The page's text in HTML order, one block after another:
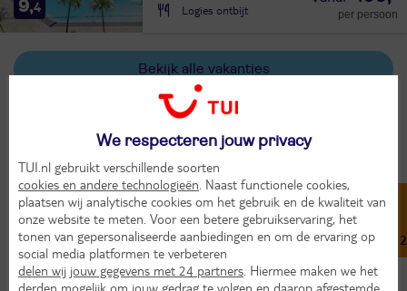
9,4
Logies ontbijt
per persoon
Bekijk alle vakanties
Het weer in Colombare di Sirmione
Jan
8°
2°
Feb
11°
3°
Mrt
14°
5°
19°
10°
22°
14°
28°
19°
We respecteren jouw privacy
TUI.nl gebruikt verschillende soorten
cookies en andere technologieën . Naast functionele cookies,
plaatsen wij analytische cookies om het gebruik en de kwaliteit van
onze website te meten. Voor een betere gebruikservaring, het
tonen van gepersonaliseerde aanbiedingen en om de ervaring op
social media platformen te verbeteren
delen wij jouw gegevens met 24 partners . Hiermee maken we het
derden mogelijk om jouw gedrag te volgen en daarop afgestemde